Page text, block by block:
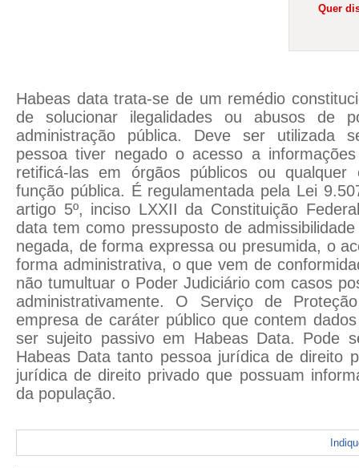
Quer
Habeas data trata-se de um remédio
de solucionar ilegalidades ou abusos de
administração pública. Deve ser utilizada
pessoa tiver negado o acesso a
retificá-las em órgãos públicos ou qualquer
função pública. É regulamentada pela Lei
artigo 5º, inciso LXXII da Constituição
data tem como pressuposto de
negada, de forma expressa ou presumida, o
forma administrativa, o que vem de
não tumultuar o Poder Judiciário com casos
administrativamente. O Serviço de
empresa de caráter público que contem
ser sujeito passivo em Habeas Data. Pode
Habeas Data tanto pessoa jurídica de direito
jurídica de direito privado que possuam
da população.